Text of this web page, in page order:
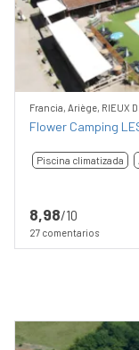
Francia, Ariège, RIEUX
Flower Camping
Piscina climatizada
8,98/10
27 comentarios